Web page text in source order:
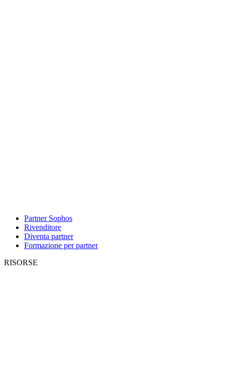
Partner Sophos
Rivenditore
Diventa partner
Formazione per partner
RISORSE